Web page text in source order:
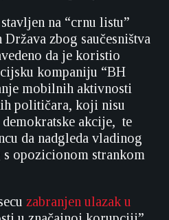
na “crnu listu”
zbog saučesništva
da je koristio
kompaniju “BH
mobilnih aktivnosti
političara, koji nisu
akcije, te
da nadgleda vladinog
s opozicionom strankom
zabranjen ulazak u